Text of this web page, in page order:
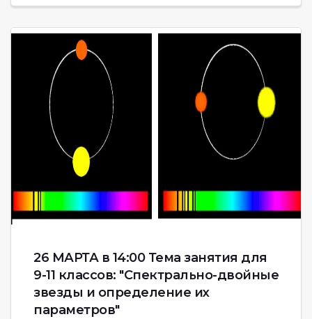
26 МАРТА в 14:00 Тема занятия для
9-11 классов: "Спектрально-двойные
звезды и определение их
параметров"